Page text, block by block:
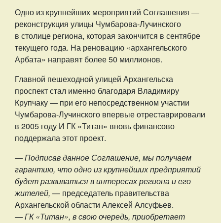
Одно из крупнейших мероприятий Соглашения —
реконструкция улицы Чумбарова-Лучинского
в столице региона, которая закончится в сентябре
текущего года. На реновацию «архангельского
Арбата» направят более 50 миллионов.
Главной пешеходной улицей Архангельска
проспект стал именно благодаря Владимиру
Крупчаку — при его непосредственном участии
Чумбарова-Лучинского впервые отреставрировали
в 2005 году И ГК «Титан» вновь финансово
поддержала этот проект.
— Подписав данное Соглашение, мы получаем
гарантию, что одно из крупнейших предприятий
будет развиваться в интересах региона и его
жителей, — председатель правительства
Архангельской области Алексей Алсуфьев.
— ГК «Титан», в свою очередь, приобретает